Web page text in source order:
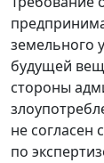
земельного
будущей
стороны
не согласен
по